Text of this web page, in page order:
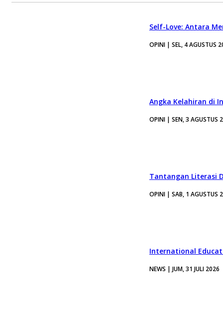
Self-Love: Antara
OPINI | SEL, 4 AGUSTUS
Angka Kelahiran di
OPINI | SEN, 3 AGUSTUS
Tantangan Literasi
OPINI | SAB, 1 AGUSTUS
International
NEWS | JUM, 31 JULI 2026